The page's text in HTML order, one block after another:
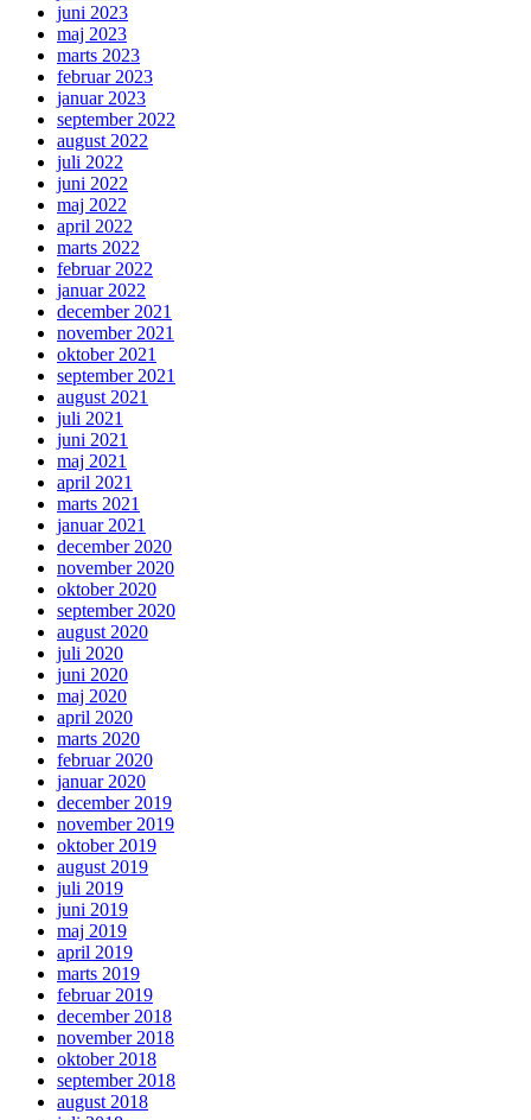
juni 2023
maj 2023
marts 2023
februar 2023
januar 2023
september 2022
august 2022
juli 2022
juni 2022
maj 2022
april 2022
marts 2022
februar 2022
januar 2022
december 2021
november 2021
oktober 2021
september 2021
august 2021
juli 2021
juni 2021
maj 2021
april 2021
marts 2021
januar 2021
december 2020
november 2020
oktober 2020
september 2020
august 2020
juli 2020
juni 2020
maj 2020
april 2020
marts 2020
februar 2020
januar 2020
december 2019
november 2019
oktober 2019
august 2019
juli 2019
juni 2019
maj 2019
april 2019
marts 2019
februar 2019
december 2018
november 2018
oktober 2018
september 2018
august 2018